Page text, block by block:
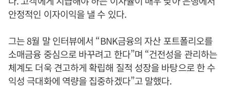
안정적인 이자이익을 낼 수 있다.
그는 8월 말 인터뷰에서 “BNK금융의 자산 포트폴리오를
소매금융 중심으로 바꾸려고 한다”며 “건전성을 관리하는
체계도 더욱 견고하게 확립해 질적 성장을 바탕으로 한 수
익성 극대화에 역량을 집중하겠다”고 말했다.